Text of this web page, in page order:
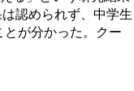
認められず、中学生
が分かった。クー